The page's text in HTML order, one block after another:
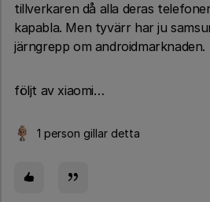
tillverkaren då alla deras
kapabla. Men tyvärr har ju
järngrepp om androidmarknaden.
följt av xiaomi…
1 person gillar detta